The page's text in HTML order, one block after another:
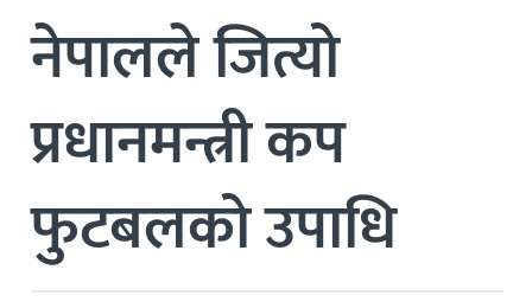
नेपालले जित्यो
प्रधानमन्त्री कप
फुटबलको उपाधि